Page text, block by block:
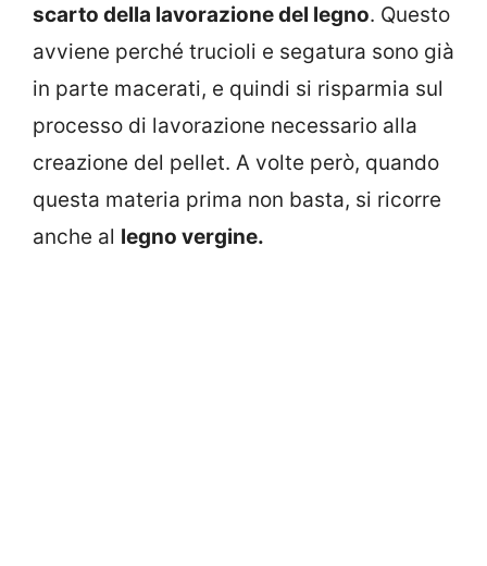
scarto della lavorazione del legno. Questo
avviene perché trucioli e segatura sono già
in parte macerati, e quindi si risparmia sul
processo di lavorazione necessario alla
creazione del pellet. A volte però, quando
questa materia prima non basta, si ricorre
anche al legno vergine.